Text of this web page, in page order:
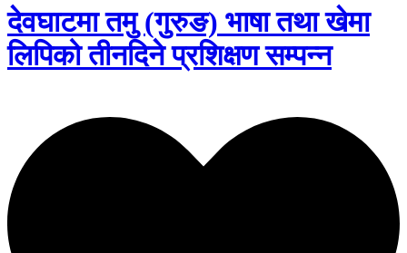
देवघाटमा तमु (गुरुङ) भाषा तथा खेमा
लिपिको तीनदिने प्रशिक्षण सम्पन्न